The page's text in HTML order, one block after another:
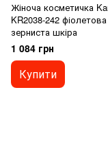
Жіноча косметичка
KR2038-242 фіолетова
зерниста шкіра
1 084 грн
Купити